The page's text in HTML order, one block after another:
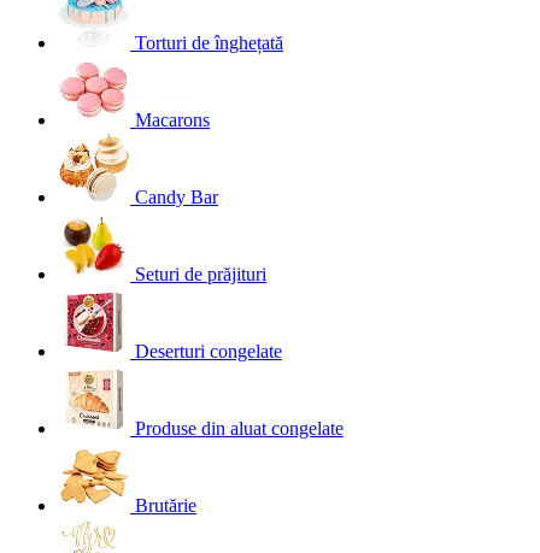
Torturi de înghețată
Macarons
Candy Bar
Seturi de prăjituri
Deserturi congelate
Produse din aluat congelate
Brutărie